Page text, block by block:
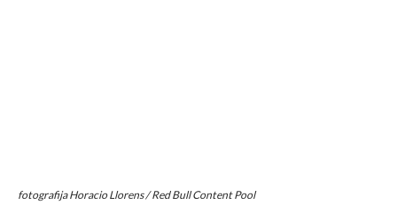
fotografija Horacio Llorens / Red Bull Content Pool